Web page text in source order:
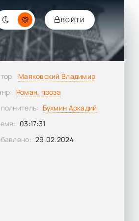
ВОЙТИ
Маяковский Владимир
Роман, проза
Бухмин Аркадий
03:17:31
29.02.2024